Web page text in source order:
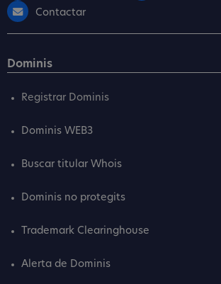
Contactar
Dominis
Registrar Dominis
Dominis WEB3
Buscar titular Whois
Dominis no protegits
Trademark Clearinghouse
Alerta de Dominis